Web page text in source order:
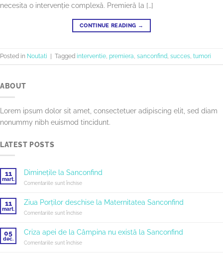
necesita o intervenție complexă. Premieră la […]
CONTINUE READING →
Posted in Noutati Tagged interventie, premiera, sanconfind, succes, tumori
ABOUT
Lorem ipsum dolor sit amet, consectetuer adipiscing elit, sed diam
nonummy nibh euismod tincidunt.
LATEST POSTS
11
mart.
Diminețile la Sanconfind
Comentariile sunt închisepentru
la
11
mart.
Ziua Porților deschise la Maternitatea Sanconfind
Comentariile sunt închisepentru
Porților
deschise
la
05
dec.
Criza apei de la Câmpina nu există la Sanconfind
Comentariile sunt închisepentru